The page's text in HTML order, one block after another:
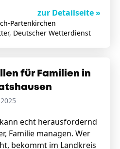
zur Detailseite »
Partenkirchen
Deutscher Wetterdienst
für Familien in
echt herausfordernd
Familie managen. Wer
bekommt im Landkreis